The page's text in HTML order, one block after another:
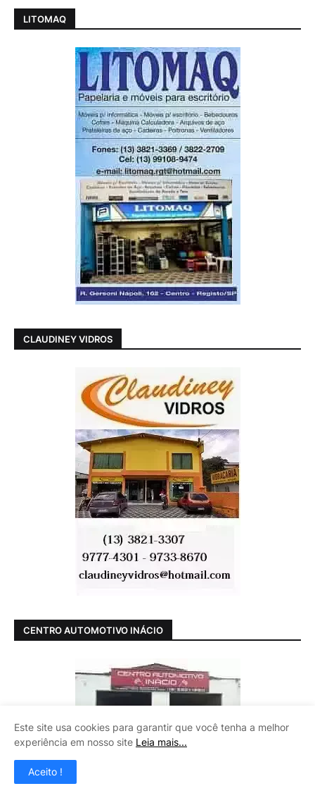
LITOMAQ
CLAUDINEY VIDROS
CENTRO AUTOMOTIVO INÁCIO
Este site usa cookies para garantir que você tenha a melhor
experiência em nosso site Leia mais...
Aceito !